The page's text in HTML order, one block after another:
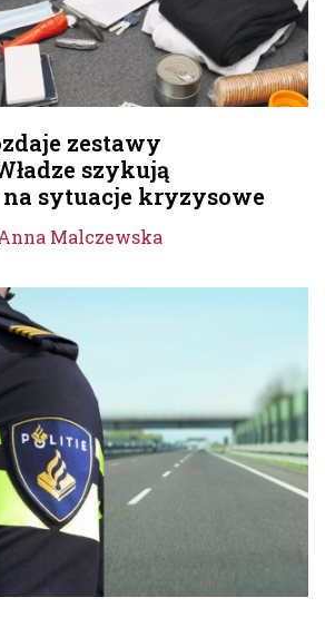
zestawy
szykują
sytuacje kryzysowe
Malczewska